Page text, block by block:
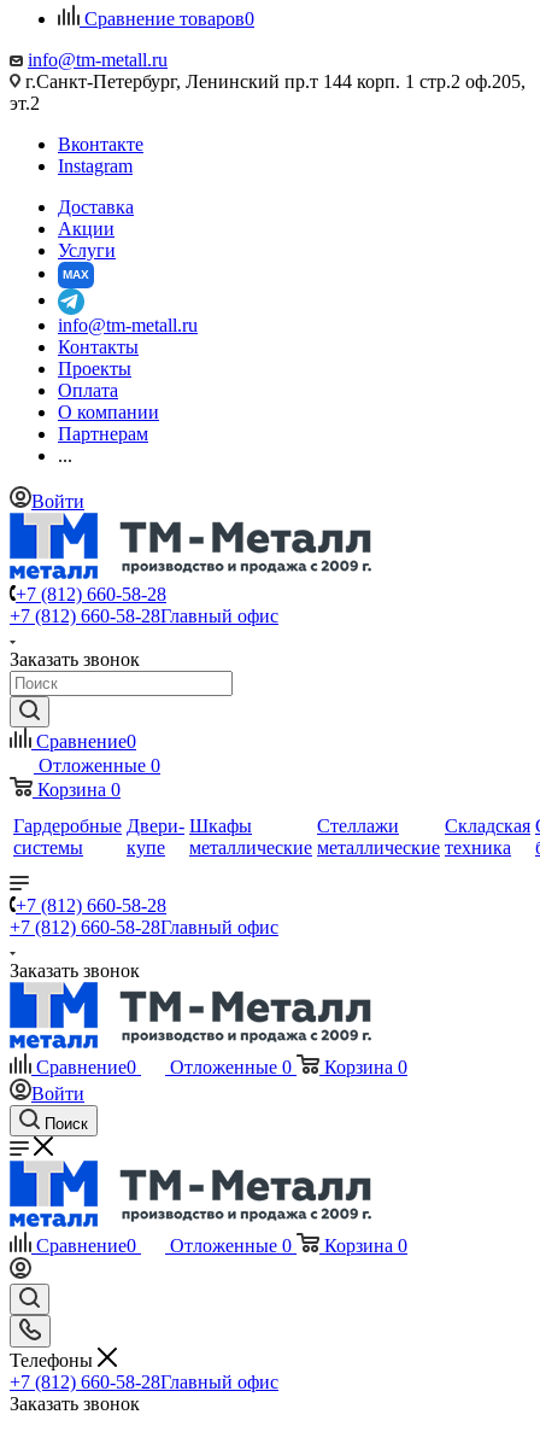
Сравнение товаров0
info@tm-metall.ru
г.Санкт-Петербург, Ленинский пр.т 144 корп. 1 стр.2 оф.205,
эт.2
Вконтакте
Instagram
Доставка
Акции
Услуги
MAX
info@tm-metall.ru
Контакты
Проекты
Оплата
О компании
Партнерам
...
Войти
+7 (812) 660-58-28
+7 (812) 660-58-28Главный офис
Заказать звонок
Сравнение0
Отложенные 0
Корзина 0
Гардеробные
системы
Двери-
купе
Шкафы
металлические
Стеллажи
металлические
Складская
техника
+7 (812) 660-58-28
+7 (812) 660-58-28Главный офис
Заказать звонок
Сравнение0 Отложенные 0 Корзина 0
Войти
Поиск
Сравнение0 Отложенные 0 Корзина 0
Телефоны
+7 (812) 660-58-28Главный офис
Заказать звонок